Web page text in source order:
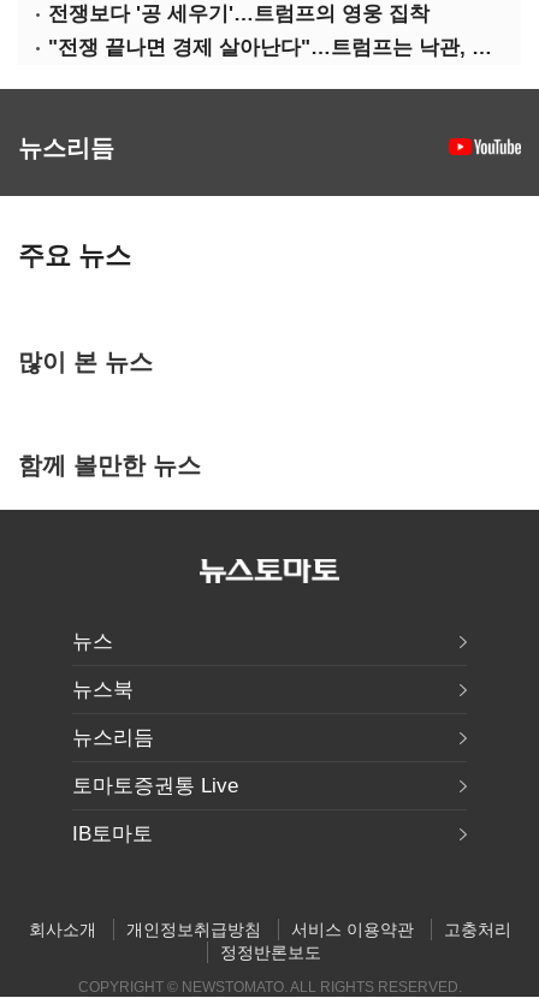
전쟁보다 '공 세우기'…트럼프의 영웅 집착
"전쟁 끝나면 경제 살아난다"…트럼프는 낙관, 미국인은 싸늘
뉴스리듬
주요 뉴스
많이 본 뉴스
함께 볼만한 뉴스
뉴스
뉴스북
뉴스리듬
토마토증권통 Live
IB토마토
회사소개 개인정보취급방침 서비스 이용약관
고충처리
정정반론보도
COPYRIGHT © NEWSTOMATO. ALL RIGHTS RESERVED.